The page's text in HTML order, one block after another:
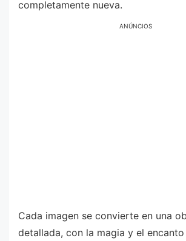
completamente nueva.
ANÚNCIOS
Cada imagen se convierte en una
detallada, con la magia y el encanto